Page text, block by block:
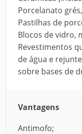
Porcelanato
Pastilhas de
Blocos de vidro,
Revestimentos
de água e
sobre bases de
Vantagens
Antimofo;